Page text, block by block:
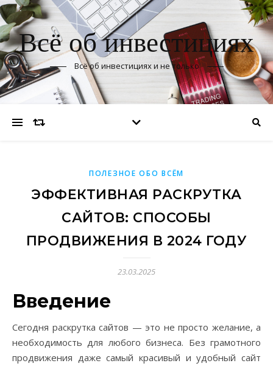
Всё об инвестициях
Всё об инвестициях и не только
ПОЛЕЗНОЕ ОБО ВСЁМ
ЭФФЕКТИВНАЯ РАСКРУТКА
САЙТОВ: СПОСОБЫ
ПРОДВИЖЕНИЯ В 2024 ГОДУ
23.03.2025
Введение
Сегодня раскрутка сайтов — это не просто желание, а
необходимость для любого бизнеса. Без грамотного
продвижения даже самый красивый и удобный сайт